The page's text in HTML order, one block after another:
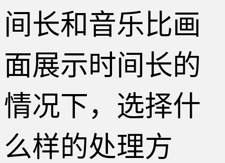
间长和音乐比画
面展示时间长的
情况下，选择什
么样的处理方